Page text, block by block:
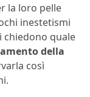
la loro pelle
inestetismi
chiedono quale
della
così